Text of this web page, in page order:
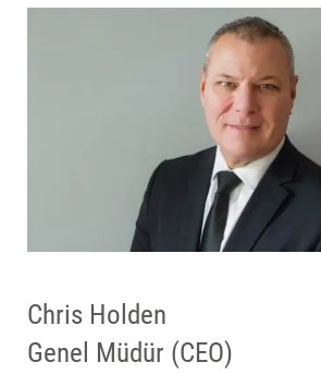
Chris Holden
Genel Müdür (CEO)